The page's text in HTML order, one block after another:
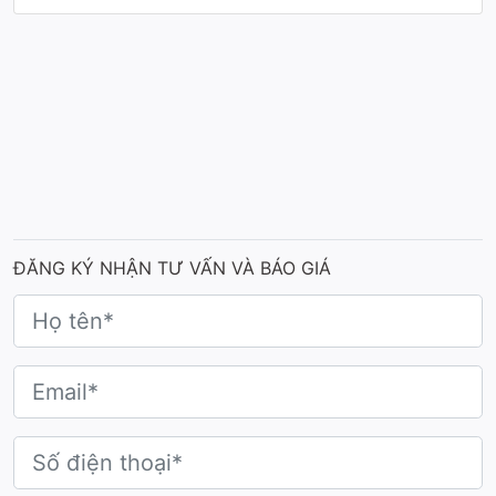
Mẫu cúp 3D tạo hình theo biểu tượng được lấy
cảm hứng từ hình ảnh con người hướng lên cao
cùng cánh chim tung bay biểu trưng cho khát
vọng, tự do và hành trình chạm tới thành công.
Cặp đôi nam - nữ tượng trưng cho sự cân bằng,
hài hòa và tôn vinh vẻ đẹp con người Việt Nam,
đồng thời thể hiện tinh thần phục vụ tận tâm,
chuẩn mực của thương hiệu Vietnam Airlines.
Cúp được chế tác từ nhựa Plastic cao cấp, trọng
ĐĂNG KÝ NHẬN TƯ VẤN VÀ BÁO GIÁ